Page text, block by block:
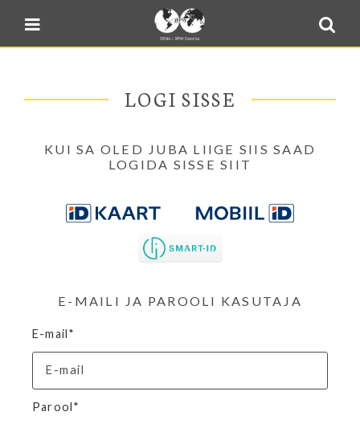
Sulge menüü
Blogi
E-pood
Minu BPW
In English
LOGI SISSE
KUI SA OLED JUBA LIIGE SIIS SAAD
LOGIDA SISSE SIIT
E-MAILI JA PAROOLI KASUTAJA
E-mail*
Parool*